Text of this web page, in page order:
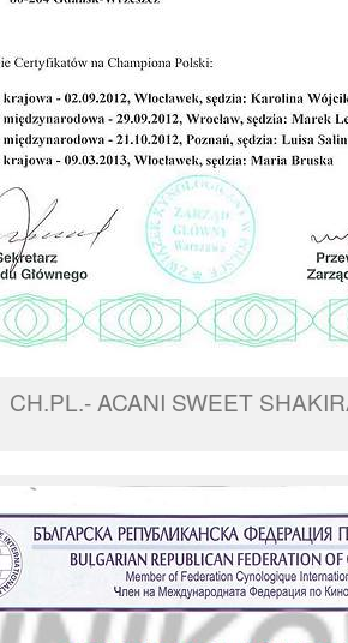
CH.PL.- ACANI SWEET